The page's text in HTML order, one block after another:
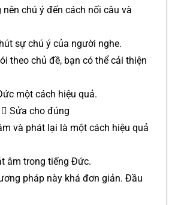
nên chú ý đến cách nối câu và
sự chú ý của người nghe.
theo chủ đề, bạn có thể cải thiện
một cách hiệu quả.
Sửa cho đúng
và phát lại là một cách hiệu quả
âm trong tiếng Đức.
pháp này khá đơn giản. Đầu